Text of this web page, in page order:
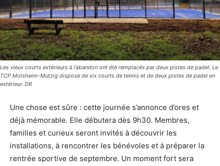
Les vieux courts extérieurs à l’abandon ont été remplacés par deux pistes de padel. Le
TCP Molsheim-Mutzig dispose de six courts de tennis et de deux pistes de padel en
extérieur. DR
Une chose est sûre : cette journée s’annonce d’ores et
déjà mémorable. Elle débutera dès 9h30. Membres,
familles et curieux seront invités à découvrir les
installations, à rencontrer les bénévoles et à préparer la
rentrée sportive de septembre. Un moment fort sera